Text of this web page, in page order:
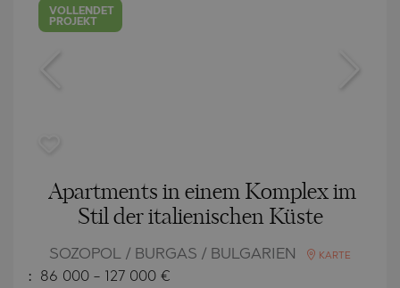
VOLLENDET
PROJEKT
Apartments in einem Komplex im
Stil der italienischen Küste
SOZOPOL / BURGAS / BULGARIEN KARTE
: 86 000 - 127 000 €